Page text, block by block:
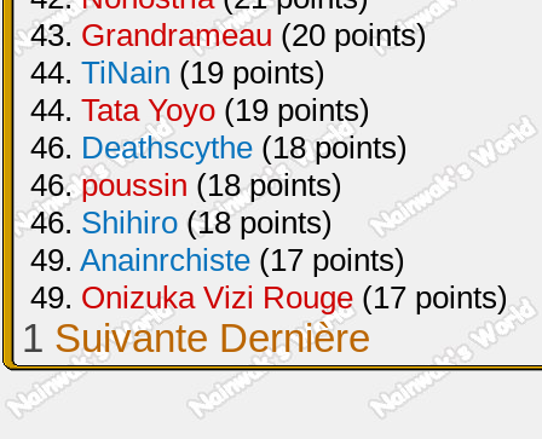
43. Grandrameau (20 points)
44. TiNain (19 points)
44. Tata Yoyo (19 points)
46. Deathscythe (18 points)
46.poussin (18 points)
46. Shihiro (18 points)
49. Anainrchiste (17 points)
49. Onizuka Vizi Rouge (17 points)
1 Suivante Dernière